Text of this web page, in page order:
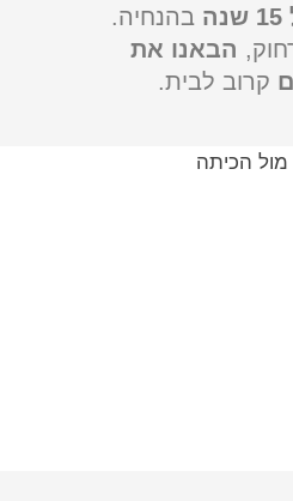
בהנחיה.
הבאנו את
קרוב לבית.